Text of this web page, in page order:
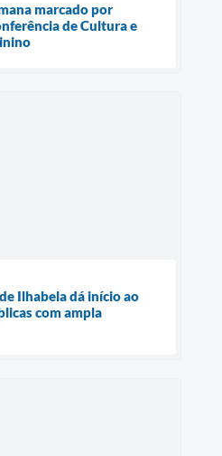
marcado por
de Cultura e
Ilhabela dá início ao
com ampla